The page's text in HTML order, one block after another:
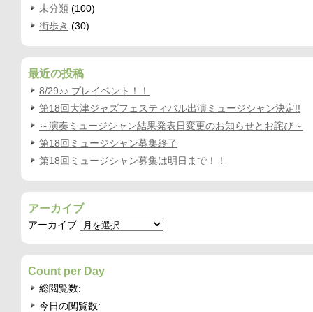
未分類 (100)
街歩き (30)
最近の投稿
8/29♪♪ プレイベント！！
第18回大津ジャズフェスティバル出演ミュージシャン決定!!
～演奏ミュージシャン結果発表日変更のお知らせとお詫び～
第18回ミュージシャン募集終了
第18回ミュージシャン募集は明日まで！！
アーカイブ
アーカイブ
Count per Day
総閲覧数:
今日の閲覧数: